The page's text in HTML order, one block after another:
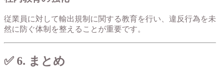
従業員に対して輸出規制に関する教育を行い、違反行為を未
然に防ぐ体制を整えることが重要です。
✅ 6. まとめ